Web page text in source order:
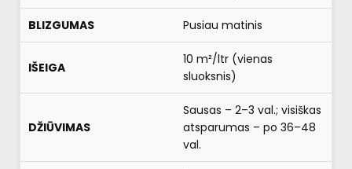
BLIZGUMAS Pusiau matinis
IŠEIGA
10 m²/ltr (vienas
sluoksnis)
DŽIŪVIMAS
Sausas – 2–3 val.; visiškas
atsparumas – po 36–48
val.